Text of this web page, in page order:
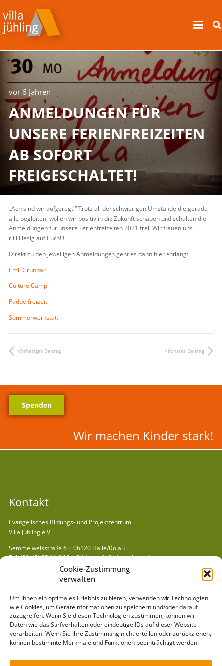
Cookie-Zustimmung
verwalten
Um Ihnen ein optimales Erlebnis zu bieten, verwenden wir Technologien
wie Cookies, um Geräteinformationen zu speichern und/oder darauf
zuzugreifen. Wenn Sie diesen Technologien zustimmen, können wir
Daten wie das Surfverhalten oder eindeutige IDs auf dieser Website
verarbeiten. Wenn Sie Ihre Zustimmung nicht erteilen oder zurückziehen,
können bestimmte Merkmale und Funktionen beeinträchtigt werden.
vor 6 Jahren
ANMELDUNGEN FÜR
UNSERE FERIENFREIZEITEN
AB SOFORT
FREIGESCHALTET!
„Ach sind wir aufgeregt!“ Trotz all der schwierigen Umstände die gerade
alle begleiten, wollen wir positiv in die Zukunft schauen und schalten die
Anmeldungen für unsere Ferienfreizeiten 2021 frei. Wir freuen uns
riiiiiiiiesig auf Euch!!!
Direkt zu den jeweiligen Anmeldungen geht es dann hier entlang:
Emil Grünbär
Culture Camp
Paddelfreizeit
Sommerwerkstatt
Vorheriger Beitrag Nächster Beitrag
Spenden
Wir machen Kinder stark!
Kontakt
Evangelisches Bildungs- und Projektzentrum
Villa Jühling e.V.
Semmelweisstraße 6 | 06120 Halle/Dölau
Tel:(03 45) 55 11 6 98| E-Mail:info@villajuehling.de
Gästehaus »
Spielausleihe »
Mitmachen »
Pädagogik »
Projekte »